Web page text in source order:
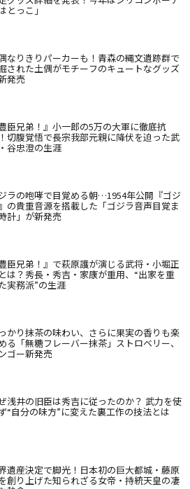
とっこ」
なりきりパーカーも！青森の縄文遺跡群で
された土偶がモチーフのキュートなグッズ
発売
豊臣兄弟！』小一郎の5万の大軍に徹底抗
切腹覚悟で長宗我部元親に降伏を迫った武
谷忠澄の生涯
ラの咆哮で目覚める朝…1954年公開『ゴジ
の貴重音源を搭載した「ゴジラ音声目覚ま
計」が新発売
豊臣兄弟！』で萩原護が演じる武将・小堀正
は？秀長・秀吉・家康が重用、“出家を重
実務派”の生涯
かり抹茶の味わい、さらに果実の香りも楽
る「無糖フレーバー抹茶」ストロベリー、
ゴー新発売
浅井の旧臣は秀吉に従ったのか？ 武力を使
“自分の味方”に変えた裏工作の技法とは
遺産決定で脚光！日本初の巨大都城・藤原
創り上げた知られざる女帝・持統天皇の凄